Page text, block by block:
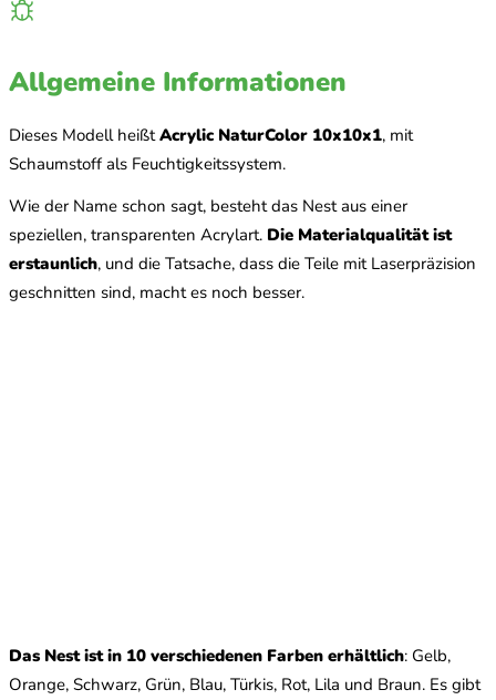
Allgemeine Informationen
Dieses Modell heißtAcrylic NaturColor 10x10x1, mit
Schaumstoff als Feuchtigkeitssystem.
Wie der Name schon sagt, besteht das Nest aus einer
speziellen, transparenten Acrylart. Die Materialqualität ist
erstaunlich, und die Tatsache, dass die Teile mit Laserpräzision
geschnitten sind, macht es noch besser.
Das Nest ist in 10 verschiedenen Farben erhältlich: Gelb,
Orange, Schwarz, Grün, Blau, Türkis, Rot, Lila und Braun. Es gibt